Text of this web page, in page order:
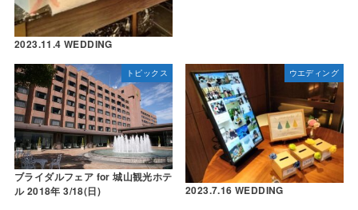
2023.11.4 WEDDING
トピックス
ブライダルフェア for 城山観光ホテ
ル 2018年 3/18(日)
ウエディング
2023.7.16 WEDDING